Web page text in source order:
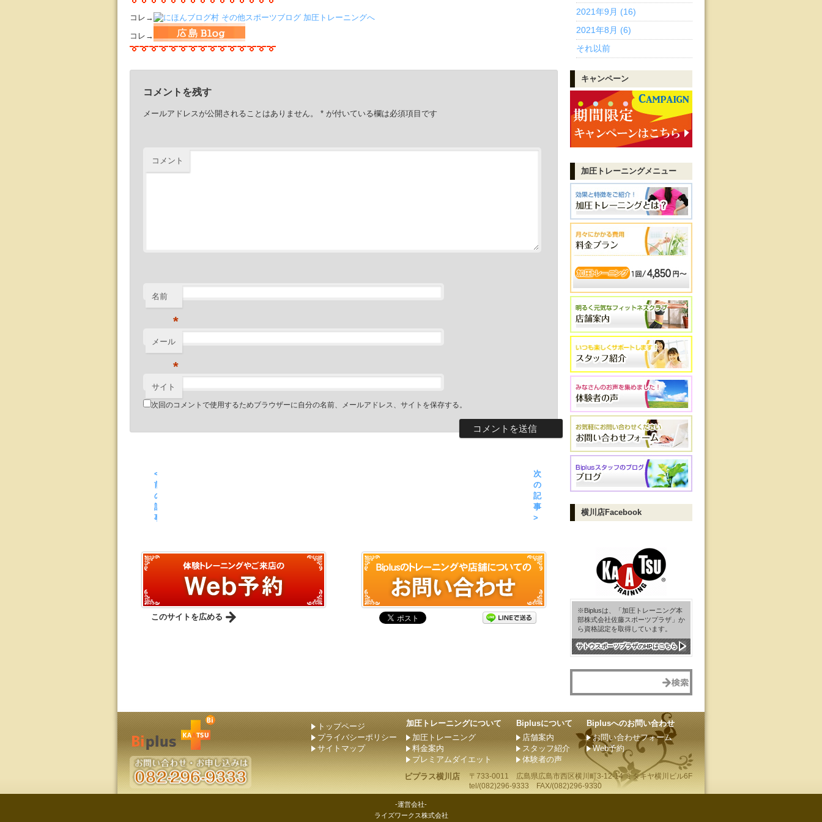
コレ→
コレ→
コメントを残す
メールアドレスが公開されることはありません。 * が付いている欄は必須項目です
コメント
名前
*
メール
*
サイト
次回のコメントで使用するためブラウザーに自分の名前、メールアドレス、サイトを保存する。
<
前
の
記
事
次
の
記
事
>
このサイトを広める
2021年9月 (16)
2021年8月 (6)
それ以前
キャンペーン
加圧トレーニングメニュー
横川店Facebook
※Biplusは、「加圧トレーニング本
部株式会社佐藤スポーツプラザ」か
ら資格認定を取得しています。
サトウスポーツプラザのHPはこちら
トップページ
プライバシーポリシー
サイトマップ
加圧トレーニングについて
加圧トレーニング
料金案内
プレミアムダイエット
Biplusについて
店舗案内
スタッフ紹介
体験者の声
Biplusへのお問い合わせ
お問い合わせフォーム
Web予約
ビプラス横川店 〒733-0011 広島県広島市西区横川町3-12-14 ミタキヤ横川ビル6F
tel/(082)296-9333 FAX/(082)296-9330
-運営会社-
ライズワークス株式会社